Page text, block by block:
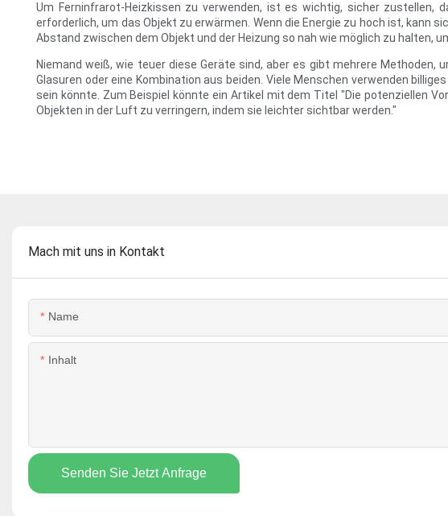
Um Ferninfrarot-Heizkissen zu verwenden, ist es wichtig, sicher zustellen,
erforderlich, um das Objekt zu erwärmen. Wenn die Energie zu hoch ist, kann
Abstand zwischen dem Objekt und der Heizung so nah wie möglich zu halten,
Niemand weiß, wie teuer diese Geräte sind, aber es gibt mehrere
Glasuren oder eine Kombination aus beiden. Viele Menschen verwenden
sein könnte. Zum Beispiel könnte ein Artikel mit dem Titel "Die potenziellen
Objekten in der Luft zu verringern, indem sie leichter sichtbar werden."
Mach mit uns in Kontakt
Name
Inhalt
Senden Sie Jetzt Anfrage